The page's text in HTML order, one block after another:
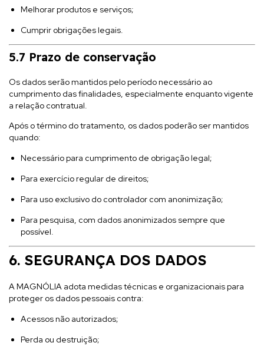
Melhorar produtos e serviços;
Cumprir obrigações legais.
5.7 Prazo de conservação
Os dados serão mantidos pelo período necessário ao
cumprimento das finalidades, especialmente enquanto vigente
a relação contratual.
Após o término do tratamento, os dados poderão ser mantidos
quando:
Necessário para cumprimento de obrigação legal;
Para exercício regular de direitos;
Para uso exclusivo do controlador com anonimização;
Para pesquisa, com dados anonimizados sempre que
possível.
6. SEGURANÇA DOS DADOS
A MAGNÓLIA adota medidas técnicas e organizacionais para
proteger os dados pessoais contra:
Acessos não autorizados;
Perda ou destruição;